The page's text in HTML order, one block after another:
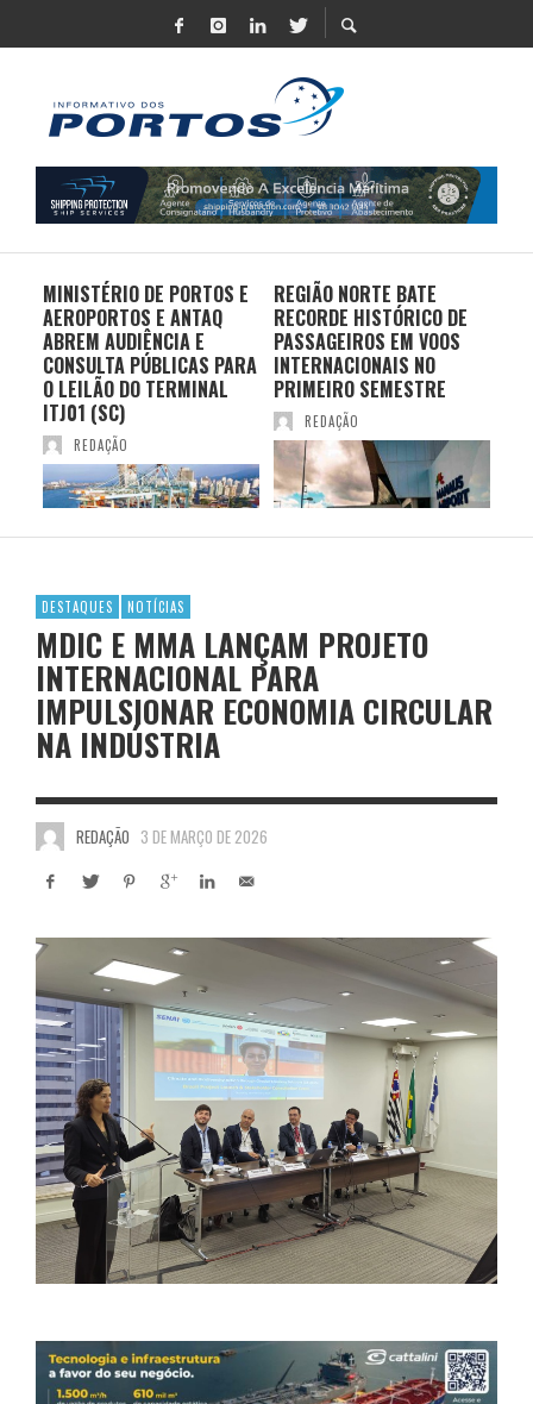
MINISTÉRIO DE PORTOS E
AEROPORTOS E ANTAQ
ABREM AUDIÊNCIA E
CONSULTA PÚBLICAS PARA
O LEILÃO DO TERMINAL
ITJ01 (SC)
REDAÇÃO
REGIÃO NORTE BATE
RECORDE HISTÓRICO DE
PASSAGEIROS EM VOOS
INTERNACIONAIS NO
PRIMEIRO SEMESTRE
REDAÇÃO
DESTAQUES NOTÍCIAS
MDIC E MMA LANÇAM PROJETO
INTERNACIONAL PARA
IMPULSIONAR ECONOMIA CIRCULAR
NA INDÚSTRIA
REDAÇÃO 3 DE MARÇO DE 2026